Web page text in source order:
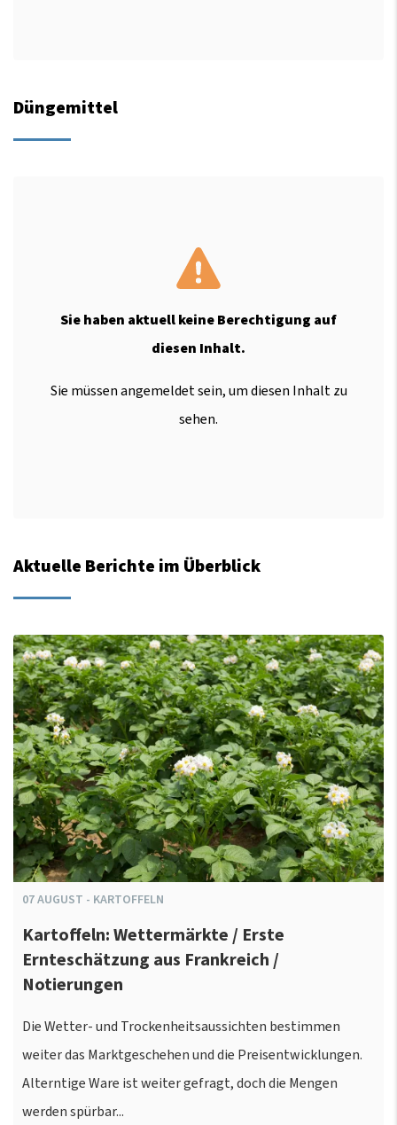
Düngemittel
Sie haben aktuell keine Berechtigung auf
diesen Inhalt.
Sie müssen angemeldet sein, um diesen Inhalt zu
sehen.
Aktuelle Berichte im Überblick
07AUGUST - KARTOFFELN
Kartoffeln: Wettermärkte / Erste
Ernteschätzung aus Frankreich /
Notierungen
Die Wetter- und Trockenheitsaussichten bestimmen
weiter das Marktgeschehen und die Preisentwicklungen.
Alterntige Ware ist weiter gefragt, doch die Mengen
werden spürbar...